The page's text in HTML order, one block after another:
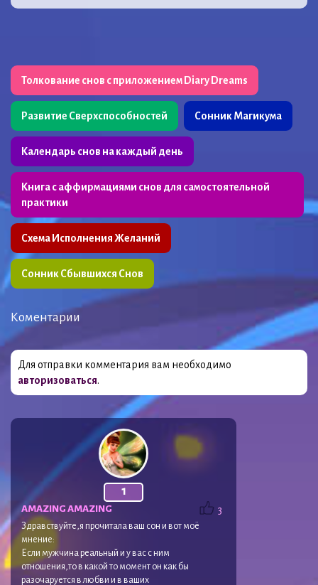
Толкование снов с приложением Diary Dreams
Развитие Сверхспособностей Сонник Магикума
Календарь снов на каждый день
Книга с аффирмациями снов для самостоятельной
практики
Схема Исполнения Желаний
Сонник Сбывшихся Снов
Коментарии
Для отправки комментария вам необходимо
авторизоваться.
1
3
AMAZING AMAZING
Здравствуйте,я прочитала ваш сон и вот моё
мнение:
Если мужчина реальный и у вас с ним
отношения,то в какой то момент он как бы
разочаруется в любви и в ваших